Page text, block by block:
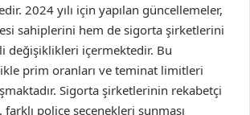
2024 yılı için yapılan güncellemeler,
sahiplerini hem de sigorta şirketlerini
değişiklikleri içermektedir. Bu
prim oranları ve teminat limitleri
Sigorta şirketlerinin rekabetçi
farklı poliçe seçenekleri sunması